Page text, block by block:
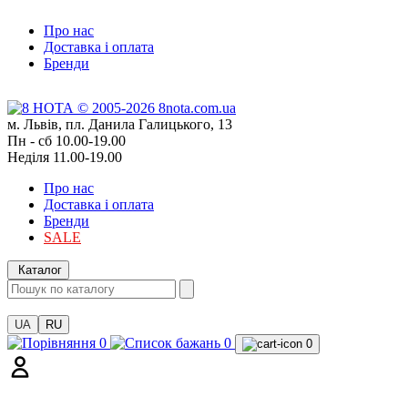
Про нас
Доставка і оплата
Бренди
м. Львів, пл. Данила Галицького, 13
Пн - сб 10.00-19.00
Неділя 11.00-19.00
Про нас
Доставка і оплата
Бренди
SALE
Каталог
UA RU
0 0 0